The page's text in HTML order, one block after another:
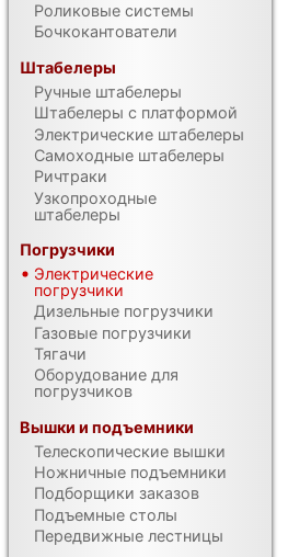
Роликовые системы
Бочкокантователи
Штабелеры
Ручные штабелеры
Штабелеры с платформой
Электрические штабелеры
Самоходные штабелеры
Ричтраки
Узкопроходные
штабелеры
Погрузчики
Электрические
погрузчики
Дизельные погрузчики
Газовые погрузчики
Тягачи
Оборудование для
погрузчиков
Вышки и подъемники
Телескопические вышки
Ножничные подъемники
Подборщики заказов
Подъемные столы
Передвижные лестницы